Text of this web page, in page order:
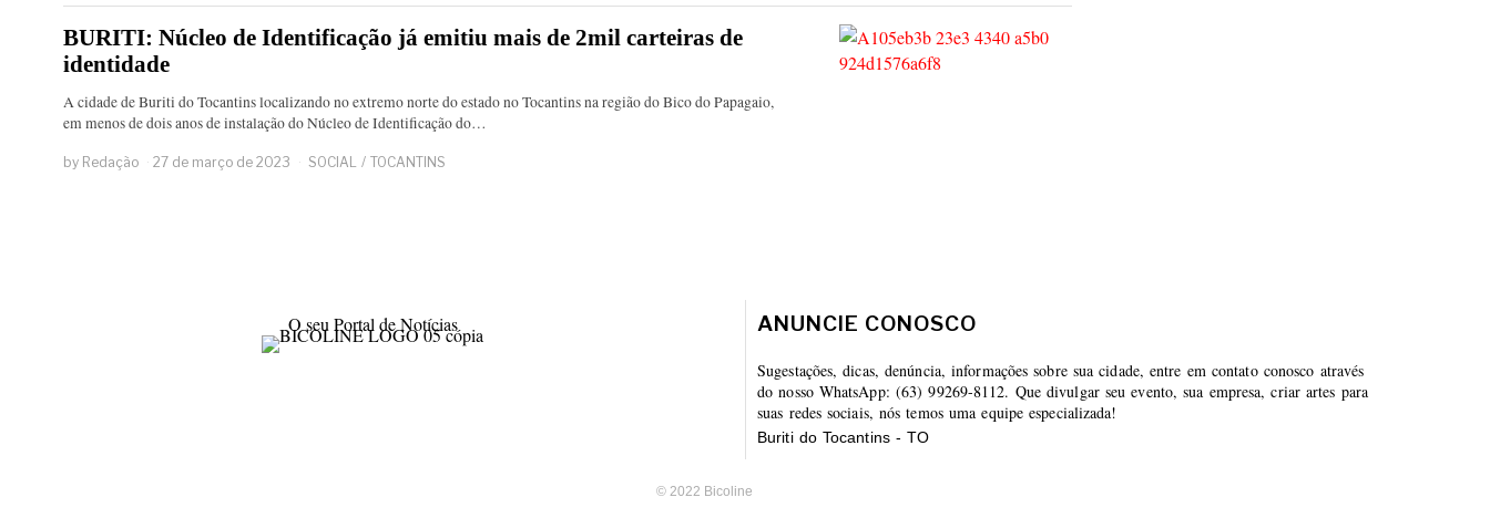
BURITI: Núcleo de Identificação já emitiu mais de 2mil carteiras de
identidade
A cidade de Buriti do Tocantins localizando no extremo norte do estado no Tocantins na região do Bico do Papagaio,
em menos de dois anos de instalação do Núcleo de Identificação do…
by Redação 27 de março de 2023 SOCIAL / TOCANTINS
O seu Portal de Notícias ANUNCIE CONOSCO
Sugestações, dicas, denúncia, informações sobre sua cidade, entre em contato conosco através
do nosso WhatsApp: (63) 99269-8112. Que divulgar seu evento, sua empresa, criar artes para
suas redes sociais, nós temos uma equipe especializada!
Buriti do Tocantins - TO
© 2022 Bicoline